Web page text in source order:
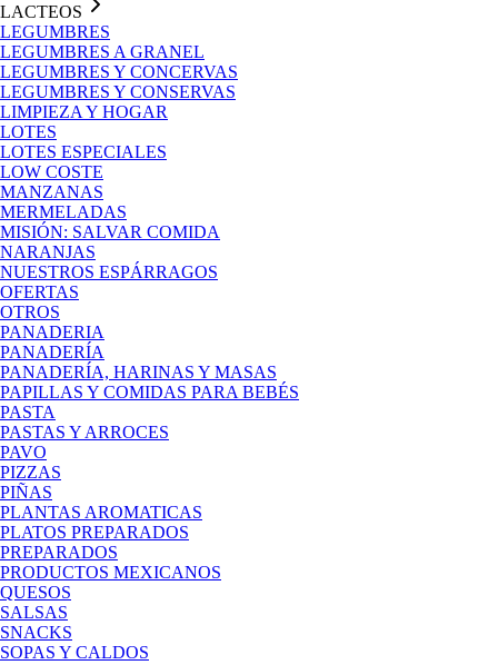
LACTEOS
LEGUMBRES
LEGUMBRES A GRANEL
LEGUMBRES Y CONCERVAS
LEGUMBRES Y CONSERVAS
LIMPIEZA Y HOGAR
LOTES
LOTES ESPECIALES
LOW COSTE
MANZANAS
MERMELADAS
MISIÓN: SALVAR COMIDA
NARANJAS
NUESTROS ESPÁRRAGOS
OFERTAS
OTROS
PANADERIA
PANADERÍA
PANADERÍA, HARINAS Y MASAS
PAPILLAS Y COMIDAS PARA BEBÉS
PASTA
PASTAS Y ARROCES
PAVO
PIZZAS
PIÑAS
PLANTAS AROMATICAS
PLATOS PREPARADOS
PREPARADOS
PRODUCTOS MEXICANOS
QUESOS
SALSAS
SNACKS
SOPAS Y CALDOS